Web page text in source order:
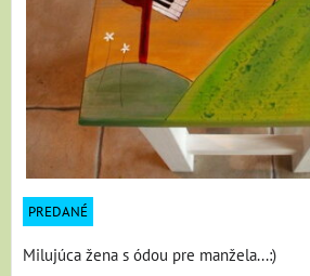
PREDANÉ
Milujúca žena s ódou pre manžela...:)